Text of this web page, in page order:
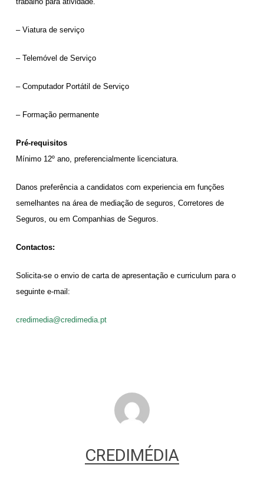
– Viatura de serviço
– Telemóvel de Serviço
– Computador Portátil de Serviço
– Formação permanente
Pré-requisitos
Mínimo 12º ano, preferencialmente licenciatura.
Danos preferência a candidatos com experiencia em funções
semelhantes na área de mediação de seguros, Corretores de
Seguros, ou em Companhias de Seguros.
Contactos:
Solicita-se o envio de carta de apresentação e curriculum para o
seguinte e-mail:
credimedia@credimedia.pt
CREDIMÉDIA